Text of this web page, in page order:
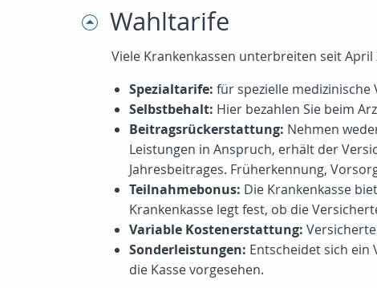
Wahltarife
Viele Krankenkassen unterbreiten seit
Spezialtarife: für spezielle medizinische
Selbstbehalt: Hier bezahlen Sie beim
Beitragsrückerstattung: Nehmen
Leistungen in Anspruch, erhält der
Jahresbeitrages. Früherkennung,
Teilnahmebonus: Die Krankenkasse
Krankenkasse legt fest, ob die
Variable Kostenerstattung:
Sonderleistungen: Entscheidet sich
die Kasse vorgesehen.